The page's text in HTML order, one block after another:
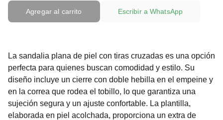
Agregar al carrito Escribir a WhatsApp
La sandalia plana de piel con tiras cruzadas es una opción
perfecta para quienes buscan comodidad y estilo. Su
diseño incluye un cierre con doble hebilla en el empeine y
en la correa que rodea el tobillo, lo que garantiza una
sujeción segura y un ajuste confortable. La plantilla,
elaborada en piel acolchada, proporciona un extra de